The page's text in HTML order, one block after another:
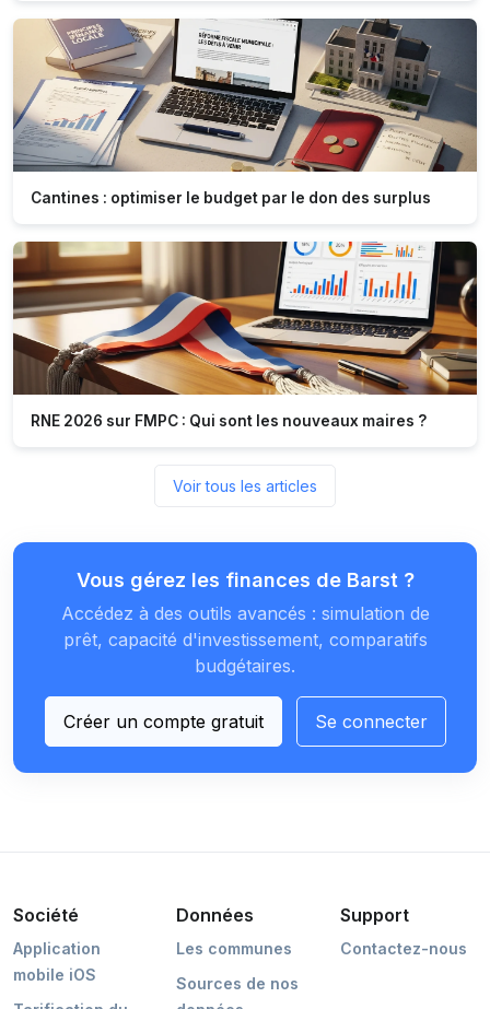
Cantines : optimiser le budget par le don des surplus
RNE 2026 sur FMPC : Qui sont les nouveaux maires ?
Voir tous les articles
Vous gérez les finances de Barst ?
Accédez à des outils avancés : simulation de
prêt, capacité d'investissement, comparatifs
budgétaires.
Créer un compte gratuit Se connecter
Société
Application
mobile iOS
Données
Les communes
Sources de nos
Support
Contactez-nous